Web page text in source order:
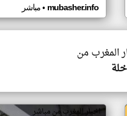
مباشر• mubasher.info
المغرب من
اخبار المغرب من مباشر